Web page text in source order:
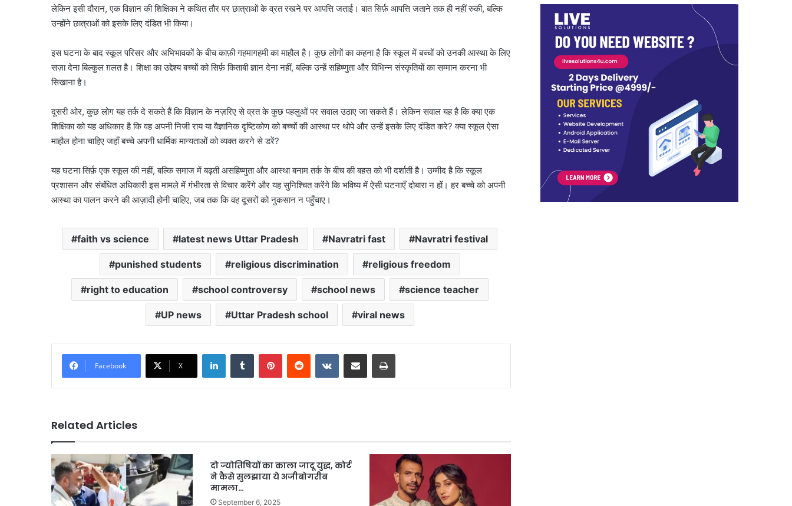
लेकिन इसी दौरान, एक विज्ञान की शिक्षिका ने कथित तौर पर छात्राओं के व्रत रखने पर आपत्ति जताई। बात सिर्फ़ आपत्ति जताने तक ही नहीं रुकी, बल्कि
उन्होंने छात्राओं को इसके लिए दंडित भी किया।
इस घटना के बाद स्कूल परिसर और अभिभावकों के बीच काफ़ी गहमागहमी का माहौल है। कुछ लोगों का कहना है कि स्कूल में बच्चों को उनकी आस्था के लिए
सज़ा देना बिल्कुल ग़लत है। शिक्षा का उद्देश्य बच्चों को सिर्फ़ किताबी ज्ञान देना नहीं, बल्कि उन्हें सहिष्णुता और विभिन्न संस्कृतियों का सम्मान करना भी
सिखाना है।
दूसरी ओर, कुछ लोग यह तर्क दे सकते हैं कि विज्ञान के नज़रिए से व्रत के कुछ पहलुओं पर सवाल उठाए जा सकते हैं। लेकिन सवाल यह है कि क्या एक
शिक्षिका को यह अधिकार है कि वह अपनी निजी राय या वैज्ञानिक दृष्टिकोण को बच्चों की आस्था पर थोपे और उन्हें इसके लिए दंडित करे? क्या स्कूल ऐसा
माहौल होना चाहिए जहाँ बच्चे अपनी धार्मिक मान्यताओं को व्यक्त करने से डरें?
यह घटना सिर्फ़ एक स्कूल की नहीं, बल्कि समाज में बढ़ती असहिष्णुता और आस्था बनाम तर्क के बीच की बहस को भी दर्शाती है। उम्मीद है कि स्कूल
प्रशासन और संबंधित अधिकारी इस मामले में गंभीरता से विचार करेंगे और यह सुनिश्चित करेंगे कि भविष्य में ऐसी घटनाएँ दोबारा न हों। हर बच्चे को अपनी
आस्था का पालन करने की आज़ादी होनी चाहिए, जब तक कि वह दूसरों को नुकसान न पहुँचाए।
faith vs science latest news Uttar Pradesh Navratri fast Navratri festival
punished students religious discrimination religious freedom
right to education school controversy school news science teacher
UP news Uttar Pradesh school viral news
Facebook X
LinkedInTumblr PinterestReddit VKontakteShare via Email Print
Related Articles
दो ज्योतिषियों का काला जादू युद्ध, कोर्ट
ने कैसे सुलझाया ये अजीबोगरीब
मामला…
September 6, 2025